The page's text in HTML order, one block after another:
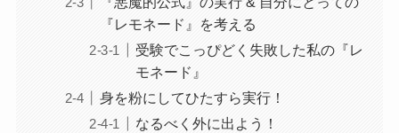
『レモネード』を考える
受験でこっぴどく失敗した私の『レ
モネード』
身を粉にしてひたすら実行！
なるべく外に出よう！